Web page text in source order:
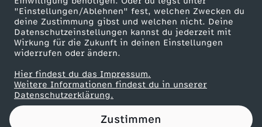
"Einstellungen/Ablehnen" fest, welchen Zwecken du
deine Zustimmung gibst und welchen nicht. Deine
Datenschutzeinstellungen kannst du jederzeit mit
Wirkung für die Zukunft in deinen Einstellungen
widerrufen oder ändern.
Hier findest du das Impressum.
Weitere Informationen findest du in unserer
Datenschutzerklärung.
Zustimmen
Partner